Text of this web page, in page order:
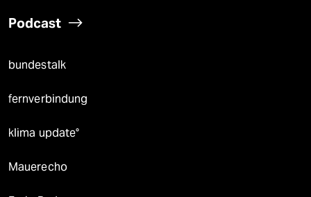
Podcast
bundestalk
fernverbindung
klima update°
Mauerecho